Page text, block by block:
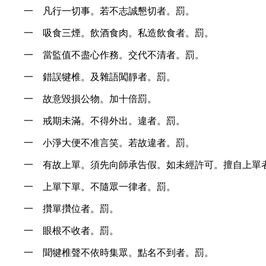
一 凡行一切事。若不志誠懇切者。罰。
一 吸食三煙。飲酒食肉。私造飲食者。罰。
一 當監值不盡心作務。交代不清者。罰。
一 錯誤犍椎。及雜語闖靜者。罰。
一 故意毀損公物。加十倍罰。
一 戒期未滿。不得外出。違者。罰。
一 小淨大便不准言笑。若故違者。罰。
一 有故上單。須先向師承告假。如未經許可。擅自上單
一 上單下單。不隨眾一律者。罰。
一 攢單攢位者。罰。
一 眼根不收者。罰。
一 聞犍椎聲不依時集眾。點名不到者。罰。